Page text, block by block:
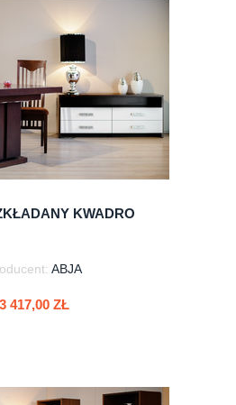
do koszyka
KWADRO
ABJA
3 417,00 ZŁ